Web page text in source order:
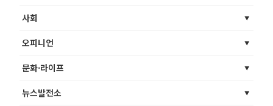
사회
오피니언
문화·라이프
뉴스발전소